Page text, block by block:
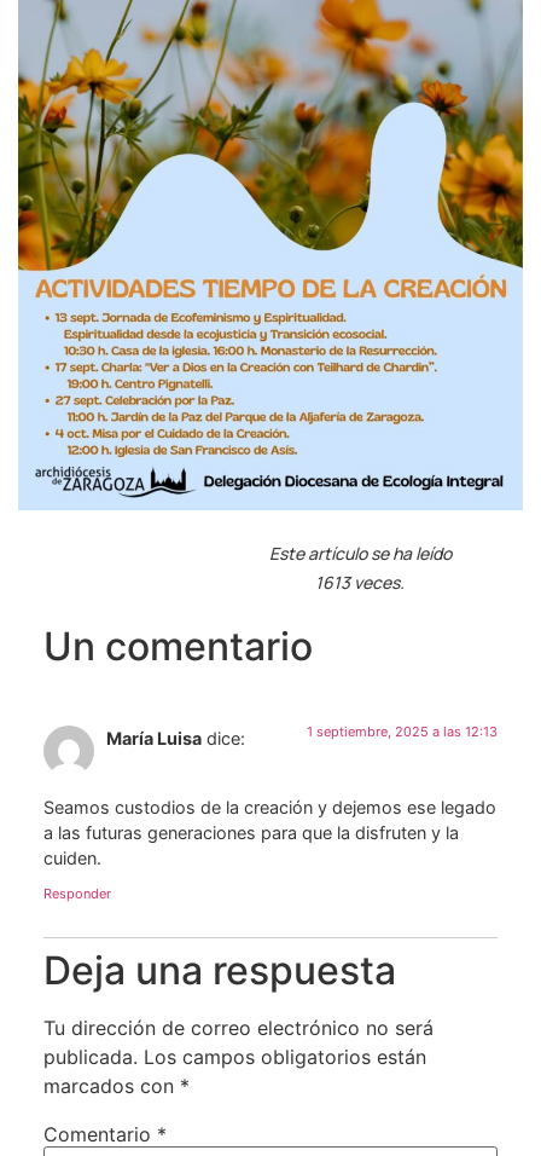
Este artículo se ha leído
1613 veces.
Un comentario
María Luisa dice: 1 septiembre, 2025 a las 12:13
Seamos custodios de la creación y dejemos ese legado
a las futuras generaciones para que la disfruten y la
cuiden.
Responder
Deja una respuesta
Tu dirección de correo electrónico no será
publicada. Los campos obligatorios están
marcados con *
Comentario *